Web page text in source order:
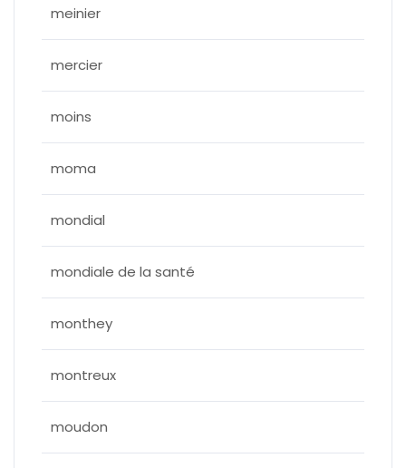
meinier
mercier
moins
moma
mondial
mondiale de la santé
monthey
montreux
moudon